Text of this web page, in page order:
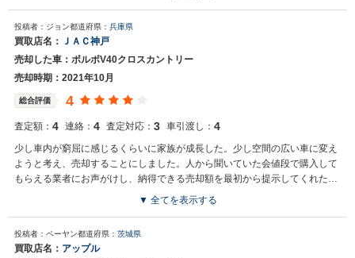
買取店からの返信
お世話になっております。 株式会社ネクステージでございます。 この
度はネクステージをご利用いただきまして誠にありがとうございまし
た。 弊社ではV40クロスカントリーのような輸入車の専門店を展開し
ている関係もあり、大変得意な車種となっております。輸入車の他に
また機会がございましたら是非お力添えできれば幸いでございます。
今後とも宜しくお願い申し上げます。
投稿者：ジョン都道府県： 兵庫県
買取店名： ＪＡＣ神戸
売却した車：ボルボV40クロスカントリー
売却時期：2021年10月
総合評価 4
査定額： 4 連絡： 4 査定対応： 3 車引渡し： 4
少し車内が窮屈に感じるくらいに家族が成長した。少し空間の広い車に変え
ようと考え、売却することにしました。人から聞いていた会値段で購入して
もらえる業者にお声がけし、納得できる売却額を最初から提示してくれたの
▼ 全てを表示する
投稿者：ペーヤン都道府県： 茨城県
買取店名： アップル